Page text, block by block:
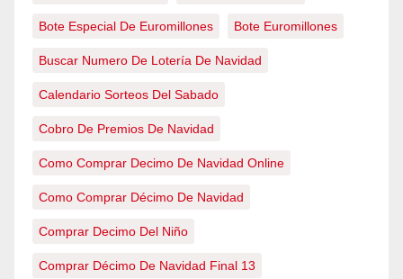
Bote Especial De Euromillones Bote Euromillones
Buscar Numero De Lotería De Navidad
Calendario Sorteos Del Sabado
Cobro De Premios De Navidad
Como Comprar Decimo De Navidad Online
Como Comprar Décimo De Navidad
Comprar Decimo Del Niño
Comprar Décimo De Navidad Final 13